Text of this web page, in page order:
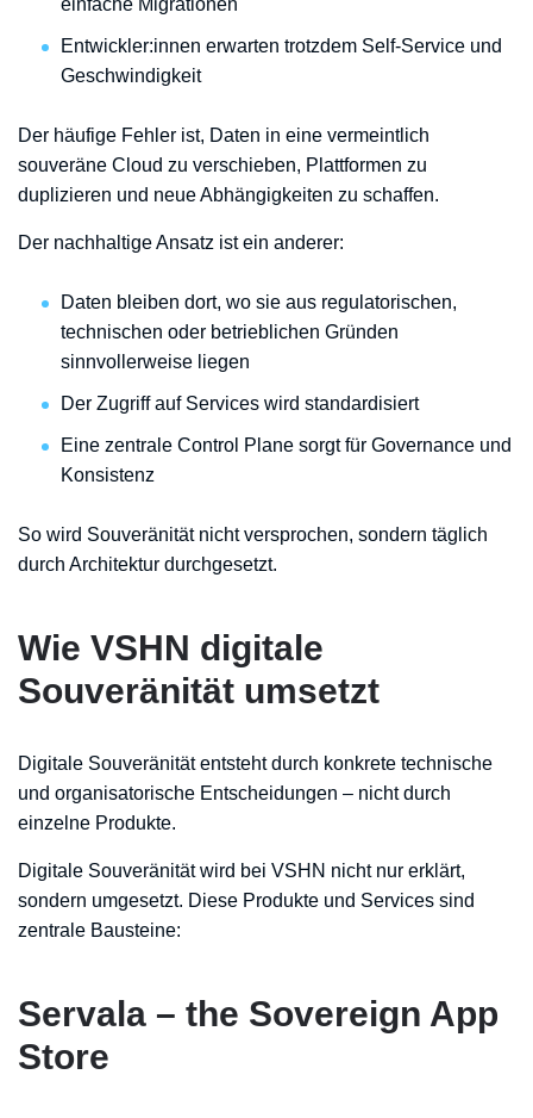
einfache Migrationen
Entwickler:innen erwarten trotzdem Self-Service und
Geschwindigkeit
Der häufige Fehler ist, Daten in eine vermeintlich
souveräne Cloud zu verschieben, Plattformen zu
duplizieren und neue Abhängigkeiten zu schaffen.
Der nachhaltige Ansatz ist ein anderer:
Daten bleiben dort, wo sie aus regulatorischen,
technischen oder betrieblichen Gründen
sinnvollerweise liegen
Der Zugriff auf Services wird standardisiert
Eine zentrale Control Plane sorgt für Governance und
Konsistenz
So wird Souveränität nicht versprochen, sondern täglich
durch Architektur durchgesetzt.
Wie VSHN digitale
Souveränität umsetzt
Digitale Souveränität entsteht durch konkrete technische
und organisatorische Entscheidungen – nicht durch
einzelne Produkte.
Digitale Souveränität wird bei VSHN nicht nur erklärt,
sondern umgesetzt. Diese Produkte und Services sind
zentrale Bausteine:
Servala – the Sovereign App
Store